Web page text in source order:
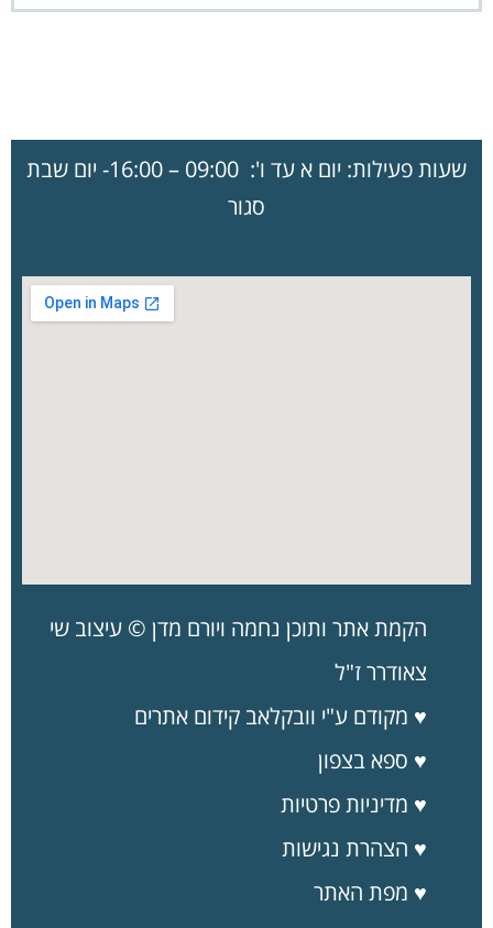
שעות פעילות: יום א עד ו': 09:00 – 16:00- יום שבת
סגור
הקמת אתר ותוכן נחמה ויורם מדן © עיצוב שי
צאודרר ז"ל
♥ מקודם ע"י וובקלאב קידום אתרים
♥ ספא בצפון
♥ מדיניותפרטיות
♥ הצהרת נגישות
♥ מפת האתר